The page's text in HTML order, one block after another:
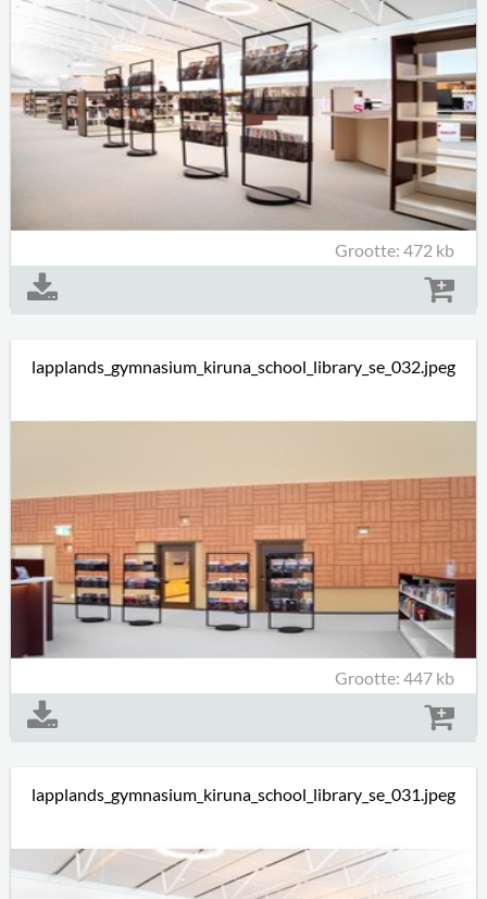
Grootte: 472 kb
lapplands_gymnasium_kiruna_school_library_se_032.jpeg
Grootte: 447 kb
lapplands_gymnasium_kiruna_school_library_se_031.jpeg